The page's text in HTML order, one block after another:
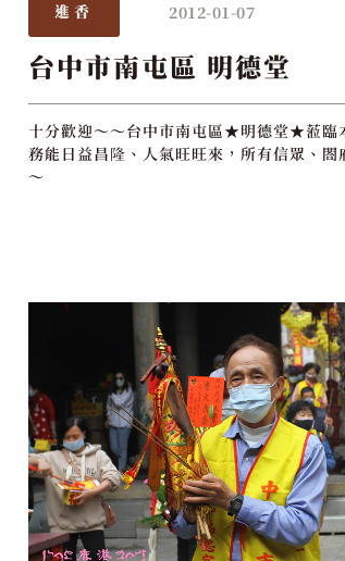
進香 2012-01-07
台中市南屯區 明德堂
十分歡迎～～台中市南屯區★明德堂★蒞臨
務能日益昌隆、人氣旺旺來，所有信眾、
～